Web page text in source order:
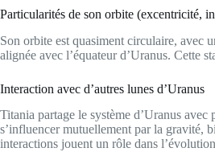
Particularités de son orbite (excentricité,
Son orbite est quasiment circulaire, avec
alignée avec l’équateur d’Uranus. Cette
Interaction avec d’autres lunes d’Uranus
Titania partage le système d’Uranus
s’influencer mutuellement par la gravité,
interactions jouent un rôle dans